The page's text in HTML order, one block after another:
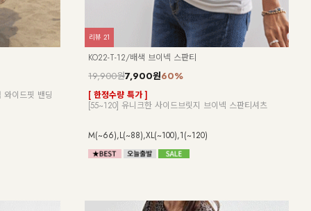
DM62-T-19/데일르 양면 리본 뷔스티에_YN
24,900원
앞뒤를 바꾸는 순간, 분위기도 바뀌는 양면 뷔스티에! 심
플한 코디에 감각적인 포인트를 선사하는 아이템!
Free
리뷰9